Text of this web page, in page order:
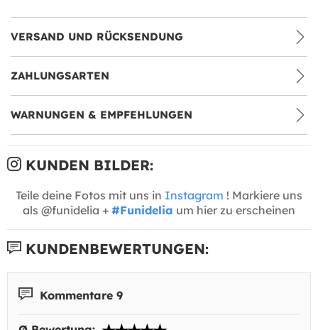
VERSAND UND RÜCKSENDUNG
ZAHLUNGSARTEN
WARNUNGEN & EMPFEHLUNGEN
KUNDEN BILDER:
Teile deine Fotos mit uns in Instagram ! Markiere uns
als @funidelia + #Funidelia um hier zu erscheinen
KUNDENBEWERTUNGEN:
Kommentare 9